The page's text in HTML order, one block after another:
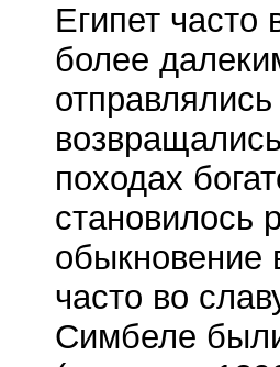
Египет
более
походах
становилось
обыкновение
часто во
Симбеле